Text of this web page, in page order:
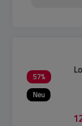
57%
Neu